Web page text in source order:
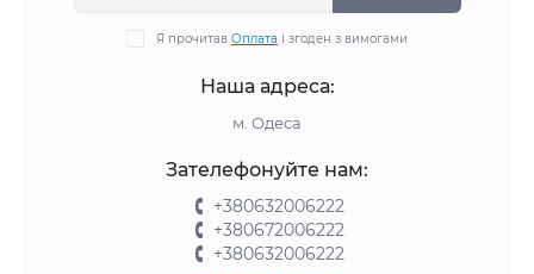
Я прочитав Оплата і згоден з вимогами
Наша адреса:
м. Одеса
Зателефонуйте нам:
+380632006222
+380672006222
+380632006222